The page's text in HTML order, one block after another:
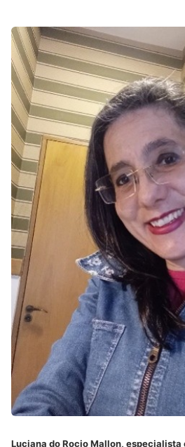
Luciana do Rocio Mallon, especialista